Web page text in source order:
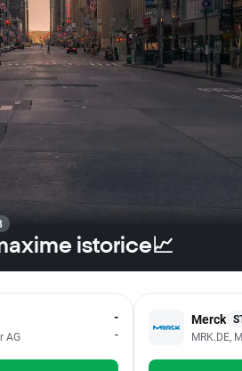
istorice📈
AG
-
-
Merck
MRK.DE,